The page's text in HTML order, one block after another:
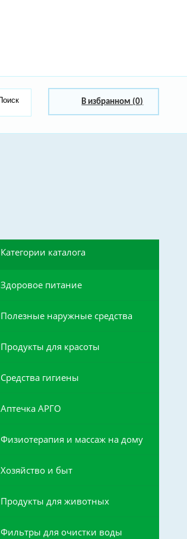
В избранном (0)
Категории каталога
Здоровое питание
Полезные наружные средства
Продукты для красоты
Средства гигиены
Аптечка АРГО
Физиотерапия и массаж на дому
Хозяйство и быт
Продукты для животных
Фильтры для очистки воды